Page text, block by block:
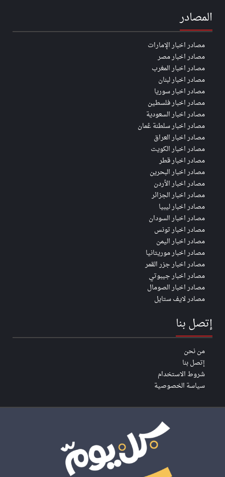
المصادر
مصادر اخبار الإمارات
مصادر اخبار مصر
مصادر اخبار المغرب
مصادر اخبار لبنان
مصادر اخبار سوريا
مصادر اخبار فلسطين
مصادر اخبار السعودية
مصادر اخبار سلطنة عُمان
مصادر اخبار العراق
مصادر اخبار الكويت
مصادر اخبار قطر
مصادر اخبار البحرين
مصادر اخبار الأردن
مصادر اخبار الجزائر
مصادر اخبار ليبيا
مصادر اخبار السودان
مصادر اخبار تونس
مصادر اخبار اليمن
مصادر اخبار موريتانيا
مصادر اخبار جزر القمر
مصادر اخبار جيبوتي
مصادر اخبار الصومال
مصادر لايف ستايل
إتصل بنا
من نحن
إتصل بنا
شروط الاستخدام
سياسة الخصوصية